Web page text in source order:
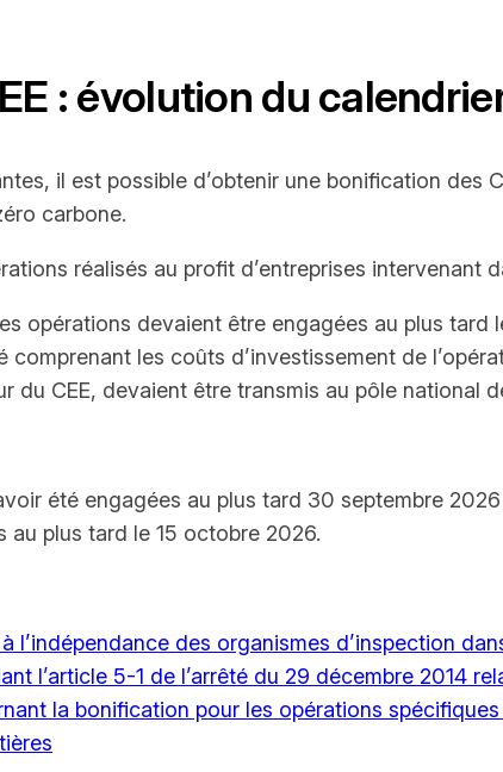
: évolution du
il est possible d’obtenir une bonification des
carbone.
réalisés au profit d’entreprises intervenant
opérations devaient être engagées au plus
les coûts d’investissement de
du CEE, devaient être transmis au pôle national
été engagées au plus tard 30 septembre
plus tard le 15 octobre 2026.
l’indépendance des organismes d’inspection
l’article 5-1 de l’arrêté du 29 décembre 2014
la bonification pour les opérations